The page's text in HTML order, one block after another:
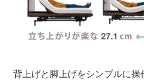
背上げと脚上げをシンプルに